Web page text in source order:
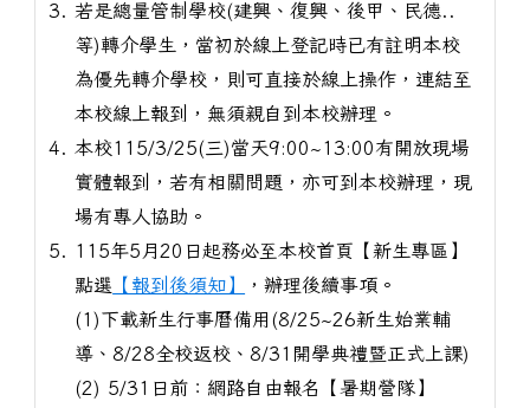
若是總量管制學校(建興、復興、後甲、民德..
等)轉介學生，當初於線上登記時已有註明本校
為優先轉介學校，則可直接於線上操作，連結至
本校線上報到，無須親自到本校辦理。
本校115/3/25(三)當天9:00~13:00有開放現場
實體報到，若有相關問題，亦可到本校辦理，現
場有專人協助。
115年5月20日起務必至本校首頁【新生專區】
點選 【報到後須知】
，辦理後續事項。
(1)下載新生行事曆備用(8/25~26新生始業輔
導、8/28全校返校、8/31開學典禮暨正式上課)
(2) 5/31日前：網路自由報名【暑期營隊】